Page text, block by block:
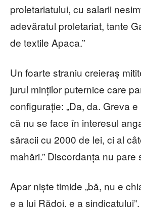
proletariatului, cu salarii
adevăratul proletariat, tante
de textile Apaca.”
Un foarte straniu creieraș
jurul minților puternice care
configurație: „Da, da. Greva
că nu se face în interesul
săracii cu 2000 de lei, ci al
mahări.” Discordanța nu pare
Apar niște timide „bă, nu e
e a lui Rădoi, e a